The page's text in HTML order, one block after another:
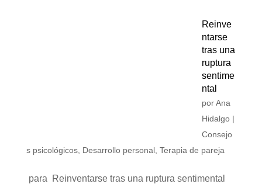
Reinve
ntarse
tras una
ruptura
sentime
ntal
porAna
Hidalgo|
Consejo
s psicológicos, Desarrollo personal, Terapia de pareja
para Reinventarse tras una ruptura sentimental